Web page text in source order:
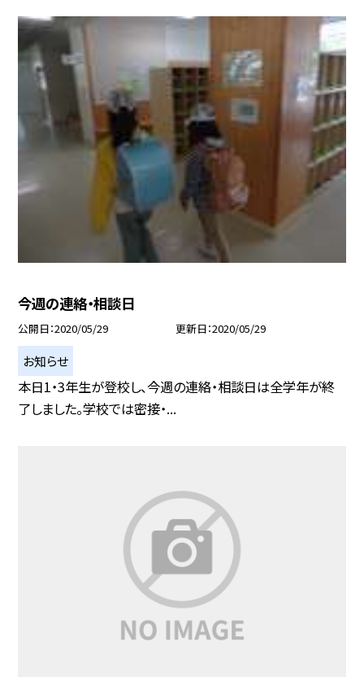
今週の連絡・相談日
公開日 2020/05/29 更新日 2020/05/29
お知らせ
本日1・3年生が登校し、今週の連絡・相談日は全学年が終
了しました。学校では密接・...